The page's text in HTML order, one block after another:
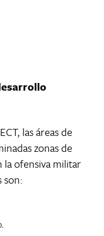
las áreas de
zonas de
la ofensiva militar
son: